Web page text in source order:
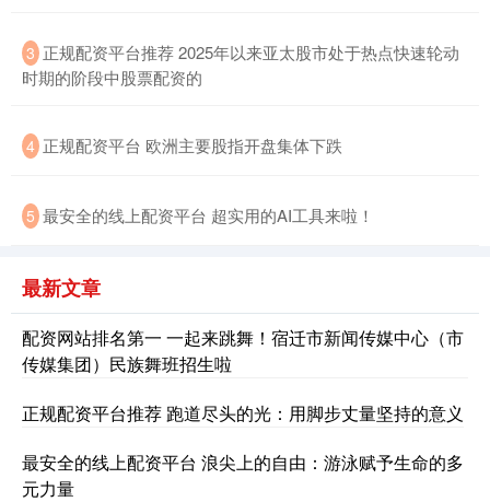
3 正规配资平台推荐 2025年以来亚太股市处于热点快速轮动
时期的阶段中股票配资的
4 正规配资平台 欧洲主要股指开盘集体下跌
5 最安全的线上配资平台 超实用的AI工具来啦！
最新文章
配资网站排名第一 一起来跳舞！宿迁市新闻传媒中心（市
传媒集团）民族舞班招生啦
正规配资平台推荐 跑道尽头的光：用脚步丈量坚持的意义
最安全的线上配资平台 浪尖上的自由：游泳赋予生命的多
元力量